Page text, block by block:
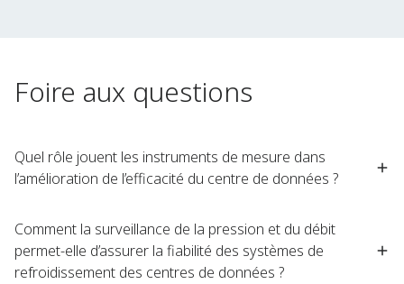
Foire aux questions
Quel rôle jouent les instruments de mesure dans
l’amélioration de l’efficacité du centre de données ?​
Comment la surveillance de la pression et du débit
permet-elle d’assurer la fiabilité des systèmes de
refroidissement des centres de données ?​